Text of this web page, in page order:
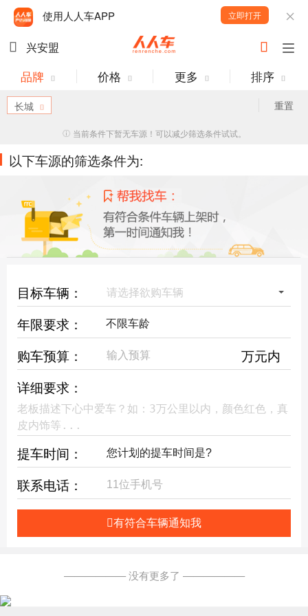
使用人人车APP 立即打开
兴安盟
品牌 价格 更多 排序
重置
长城
当前条件下暂无车源！可以减少筛选条件试试。
以下车源的筛选条件为:
目标车辆： 请选择欲购车辆
年限要求：
购车预算：
万元内
详细要求：
提车时间：
联系电话：
有符合车辆通知我
—————— 没有更多了 ——————